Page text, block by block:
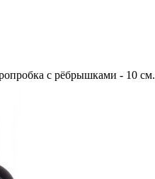
с рёбрышками - 10 см.